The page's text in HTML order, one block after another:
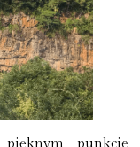
punkcie